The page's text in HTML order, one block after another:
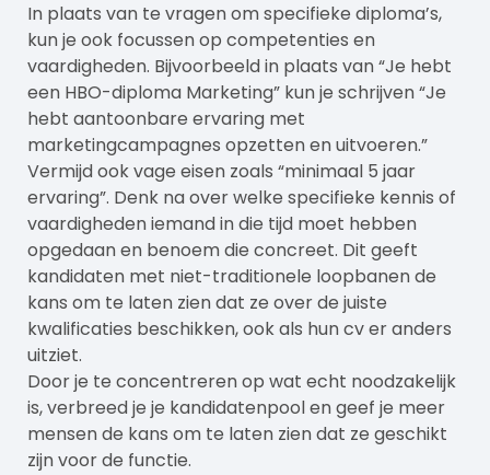
In plaats van te vragen om specifieke diploma’s,
kun je ook focussen op competenties en
vaardigheden. Bijvoorbeeld in plaats van “Je hebt
een HBO-diploma Marketing” kun je schrijven “Je
hebt aantoonbare ervaring met
marketingcampagnes opzetten en uitvoeren.”
Vermijd ook vage eisen zoals “minimaal 5 jaar
ervaring”. Denk na over welke specifieke kennis of
vaardigheden iemand in die tijd moet hebben
opgedaan en benoem die concreet. Dit geeft
kandidaten met niet-traditionele loopbanen de
kans om te laten zien dat ze over de juiste
kwalificaties beschikken, ook als hun cv er anders
uitziet.
Door je te concentreren op wat echt noodzakelijk
is, verbreed je je kandidatenpool en geef je meer
mensen de kans om te laten zien dat ze geschikt
zijn voor de functie.